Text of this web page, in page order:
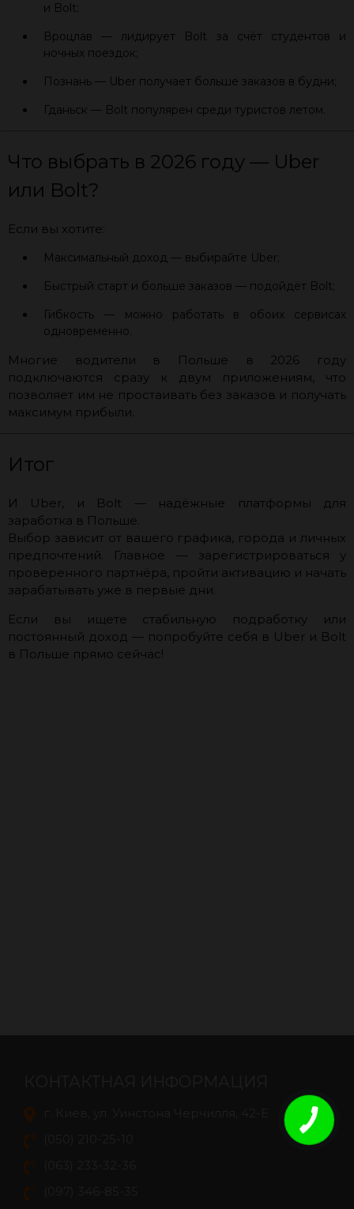
и Bolt;
Вроцлав — лидирует Bolt за счёт студентов и
ночных поездок;
Познань — Uber получает больше заказов в будни;
Гданьск — Bolt популярен среди туристов летом.
Что выбрать в 2026 году — Uber
или Bolt?
Если вы хотите:
Максимальный доход — выбирайте Uber;
Быстрый старт и больше заказов — подойдёт Bolt;
Гибкость — можно работать в обоих сервисах
одновременно.
Многие водители в Польше в 2026 году
подключаются сразу к двум приложениям, что
позволяет им не простаивать без заказов и получать
максимум прибыли.
Итог
И Uber, и Bolt — надёжные платформы для
заработка в Польше.
Выбор зависит от вашего графика, города и личных
предпочтений. Главное — зарегистрироваться у
проверенного партнёра, пройти активацию и начать
зарабатывать уже в первые дни.
Если вы ищете стабильную подработку или
постоянный доход — попробуйте себя в Uber и Bolt
в Польше прямо сейчас!